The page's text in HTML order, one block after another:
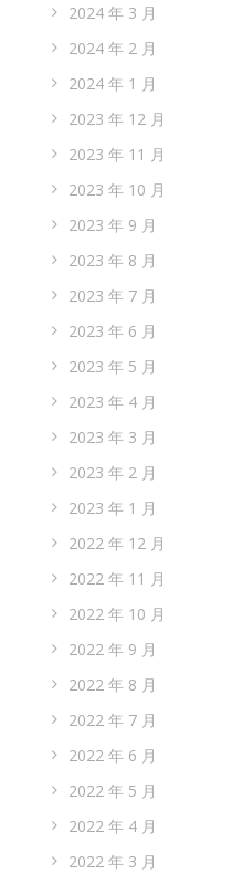
2024 年 3 月
2024 年 2 月
2024 年 1 月
2023 年 12 月
2023 年 11 月
2023 年 10 月
2023 年 9 月
2023 年 8 月
2023 年 7 月
2023 年 6 月
2023 年 5 月
2023 年 4 月
2023 年 3 月
2023 年 2 月
2023 年 1 月
2022 年 12 月
2022 年 11 月
2022 年 10 月
2022 年 9 月
2022 年 8 月
2022 年 7 月
2022 年 6 月
2022 年 5 月
2022 年 4 月
2022 年 3 月